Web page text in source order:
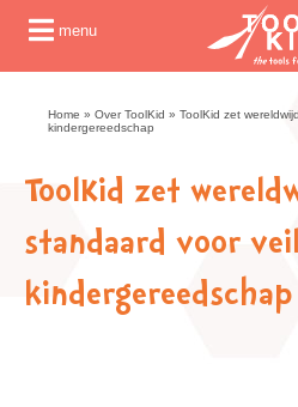
menu
Home » Over ToolKid » ToolKid zet
kindergereedschap
ToolKid zet
standaard voor
kindergereedschap